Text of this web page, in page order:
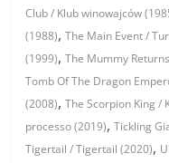
Club / Klub winowajców
(1988),The Main Event /
(1999),The Mummy
Tomb Of The Dragon
(2008),The Scorpion King /
processo (2019),Tickling
Tigertail / Tigertail (2020),